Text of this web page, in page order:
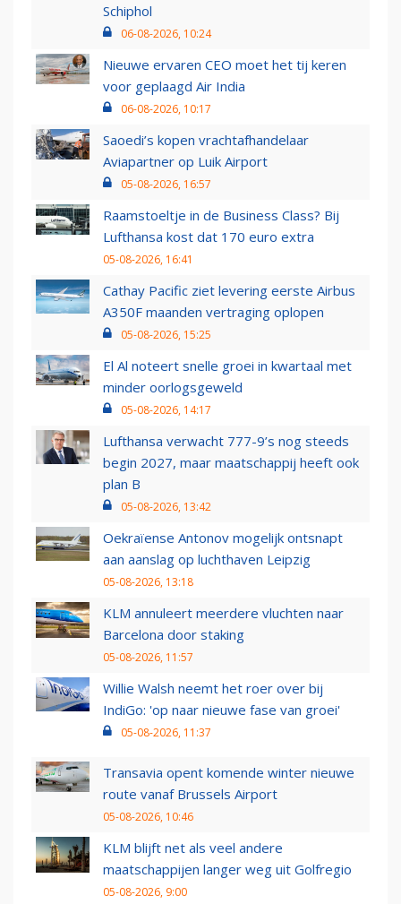
Schiphol
06-08-2026, 10:24
Nieuwe ervaren CEO moet het tij keren
voor geplaagd Air India
06-08-2026, 10:17
Saoedi’s kopen vrachtafhandelaar
Aviapartner op Luik Airport
05-08-2026, 16:57
Raamstoeltje in de Business Class? Bij
Lufthansa kost dat 170 euro extra
05-08-2026, 16:41
Cathay Pacific ziet levering eerste Airbus
A350F maanden vertraging oplopen
05-08-2026, 15:25
El Al noteert snelle groei in kwartaal met
minder oorlogsgeweld
05-08-2026, 14:17
Lufthansa verwacht 777-9’s nog steeds
begin 2027, maar maatschappij heeft ook
plan B
05-08-2026, 13:42
Oekraïense Antonov mogelijk ontsnapt
aan aanslag op luchthaven Leipzig
05-08-2026, 13:18
KLM annuleert meerdere vluchten naar
Barcelona door staking
05-08-2026, 11:57
Willie Walsh neemt het roer over bij
IndiGo: 'op naar nieuwe fase van groei'
05-08-2026, 11:37
Transavia opent komende winter nieuwe
route vanaf Brussels Airport
05-08-2026, 10:46
KLM blijft net als veel andere
maatschappijen langer weg uit Golfregio
05-08-2026, 9:00